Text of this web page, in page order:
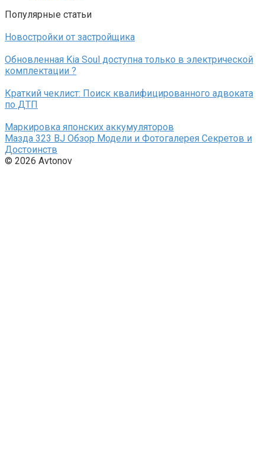
Популярные статьи
Новостройки от застройщика
Обновленная Kia Soul доступна только в электрической
комплектации ?
Краткий чеклист: Поиск квалифицированного адвоката
по ДТП
Маркировка японских аккумуляторов
Мазда 323 BJ Обзор Модели и Фотогалерея Секретов и
Достоинств
© 2026 Avtonov